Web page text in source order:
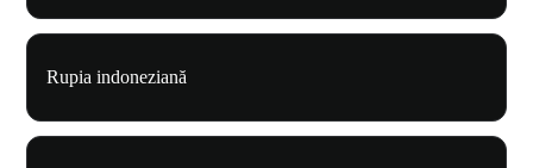
Rupia indoneziană